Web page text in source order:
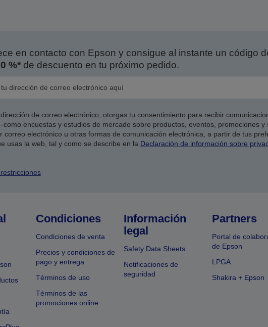
en contacto con Epson y consigue al instante un código
%*de descuento en tu próximo pedido.
de correo electrónico, otorgas tu consentimiento para recibir
encuestas y estudios de mercado sobre productos, eventos, promociones y
correo electrónico u otras formas de comunicación electrónica, a partir de tus
usas la web, tal y como se describe en la Declaración de información sobre
Condiciones
Condiciones de venta
Precios y condiciones de
pago y entrega
Términos de uso
Términos de las
promociones online
Información
legal
Safety Data Sheets
Notificaciones de
seguridad
Partners
Portal de
de Epson
LPGA
Shakira + Epson